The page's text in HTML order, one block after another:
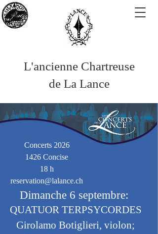
L'ancienne Chartreuse
de La Lance
Concerts 2026
1426 Concise
18 h
reservation@lalance.ch
​​Dimanche 6 septembre:
QUATUOR TERPSYCORDES
Girolamo Botiglieri, violon;